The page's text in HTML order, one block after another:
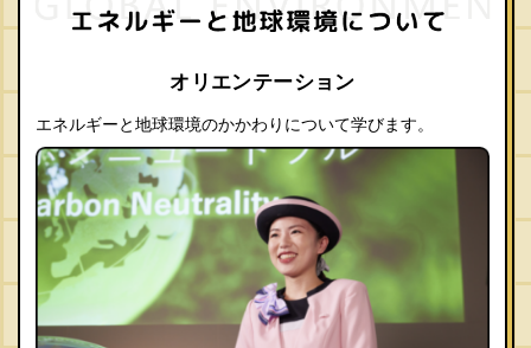
オリエンテーション
エネルギーと地球環境のかかわりについて学びます。